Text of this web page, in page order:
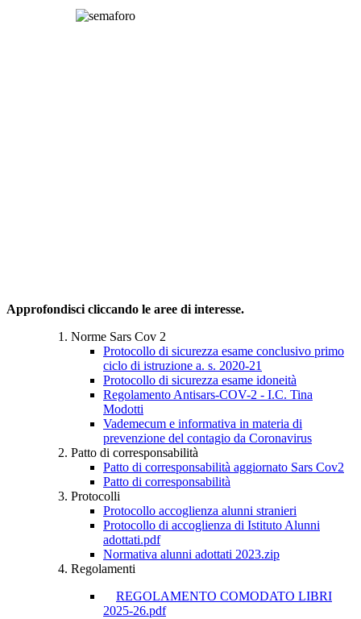
Approfondisci cliccando le aree di interesse.
Norme Sars Cov 2
Protocollo di sicurezza esame conclusivo primo
ciclo di istruzione a. s. 2020-21
Protocollo di sicurezza esame idoneità
Regolamento Antisars-COV-2 - I.C. Tina
Modotti
Vademecum e informativa in materia di
prevenzione del contagio da Coronavirus
Patto di corresponsabilità
Patto di corresponsabilità aggiornato Sars Cov2
Patto di corresponsabilità
Protocolli
Protocollo accoglienza alunni stranieri
Protocollo di accoglienza di Istituto Alunni
adottati.pdf
Normativa alunni adottati 2023.zip
Regolamenti
REGOLAMENTO COMODATO LIBRI
2025-26.pdf